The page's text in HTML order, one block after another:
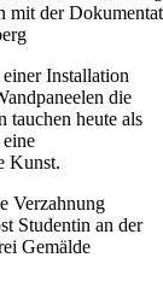
der
Installation
die
tauchen heute als
Kunst.
Verzahnung
Studentin an der
Gemälde